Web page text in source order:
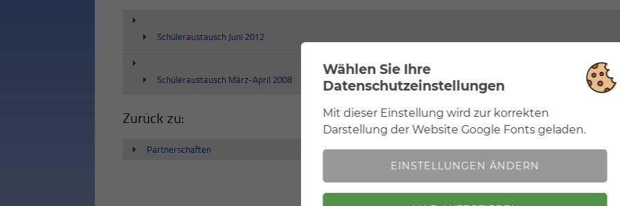
Schüleraustausch Juni 2012
Schüleraustausch März-April 2008
Zurück zu:
Partnerschaften
Wählen Sie Ihre
Datenschutzeinstellungen
Notwendig Mit dieser Einstellung wird zur korrekten
Darstellung der Website Google Fonts geladen.
Mit dieser Einstellung wird zur korrekten
Darstellung der Website Google Fonts geladen.
EINSTELLUNGEN ÄNDERN